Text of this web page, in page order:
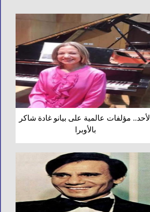
الأحد.. مؤلفات عالمية على بيانو غادة شاكر
بالأوبرا